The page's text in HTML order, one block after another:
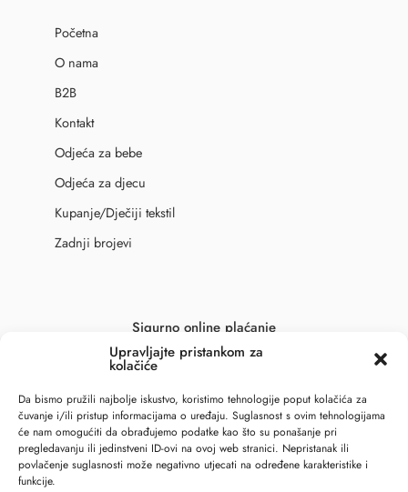
Upravljajte pristankom za
kolačiće
Da bismo pružili najbolje iskustvo, koristimo tehnologije poput kolačića za
čuvanje i/ili pristup informacijama o uređaju. Suglasnost s ovim tehnologijama
će nam omogućiti da obrađujemo podatke kao što su ponašanje pri
pregledavanju ili jedinstveni ID-ovi na ovoj web stranici. Nepristanak ili
povlačenje suglasnosti može negativno utjecati na određene karakteristike i
funkcije.
Početna
O nama
B2B
Kontakt
Odjeća za bebe
Odjeća za djecu
Kupanje/Dječiji tekstil
Zadnji brojevi
Sigurno online plaćanje